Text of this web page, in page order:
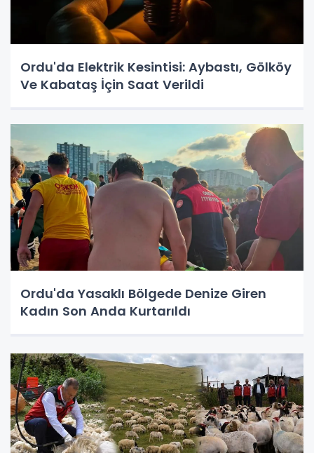
Ordu'da Elektrik Kesintisi: Aybastı, Gölköy
Ve Kabataş İçin Saat Verildi
Ordu'da Yasaklı Bölgede Denize Giren
Kadın Son Anda Kurtarıldı